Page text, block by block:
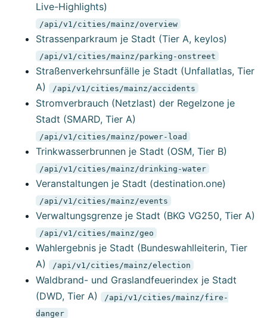
Live-Highlights)
/api/v1/cities/mainz/overview
Strassenparkraum je Stadt (Tier A, keylos)
/api/v1/cities/mainz/parking-onstreet
Straßenverkehrsunfälle je Stadt (Unfallatlas, Tier
A)
/api/v1/cities/mainz/accidents
Stromverbrauch (Netzlast) der Regelzone je
Stadt (SMARD, Tier A)
/api/v1/cities/mainz/power-load
Trinkwasserbrunnen je Stadt (OSM, Tier B)
/api/v1/cities/mainz/drinking-water
Veranstaltungen je Stadt (destination.one)
/api/v1/cities/mainz/events
Verwaltungsgrenze je Stadt (BKG VG250, Tier A)
/api/v1/cities/mainz/geo
Wahlergebnis je Stadt (Bundeswahlleiterin, Tier
A)
/api/v1/cities/mainz/election
Waldbrand- und Graslandfeuerindex je Stadt
(DWD, Tier A)
/api/v1/cities/mainz/fire-
danger